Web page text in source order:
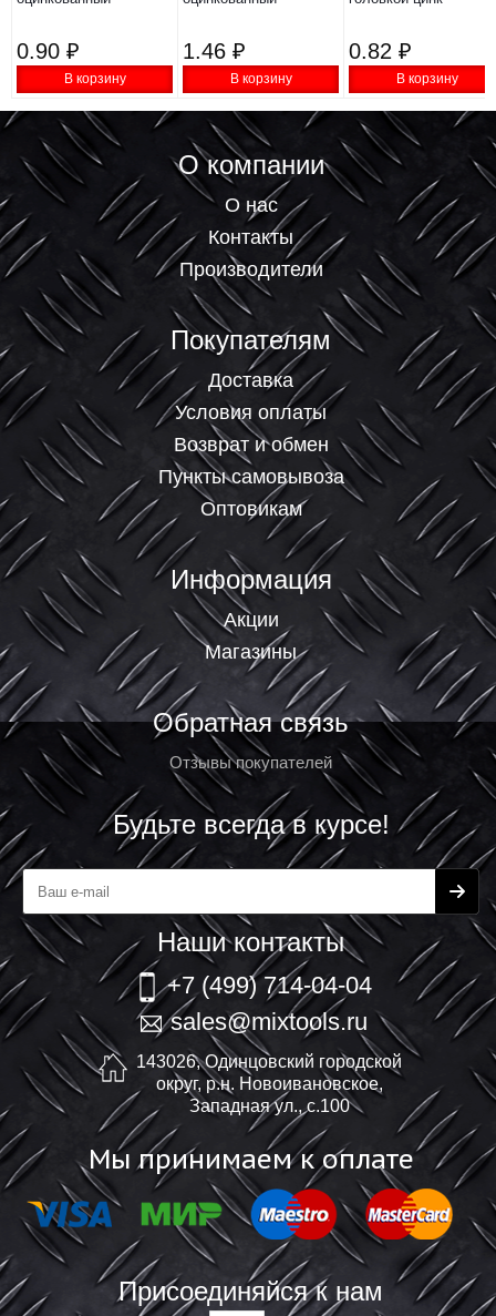
0.90 ₽
В корзину
1.46 ₽
В корзину
0.82 ₽
В корзину
О компании
О нас
Контакты
Производители
Покупателям
Доставка
Условия оплаты
Возврат и обмен
Пункты самовывоза
Оптовикам
Информация
Акции
Магазины
Обратная связь
Отзывы покупателей
Будьте всегда в курсе!
Наши контакты
+7 (499) 714-04-04
sales@mixtools.ru
143026, Одинцовский городской
округ, р.н. Новоивановское,
Западная ул., с.100
Мы принимаем к оплате
Присоединяйся к нам